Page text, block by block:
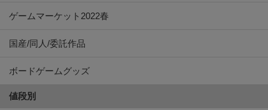
ゲームマーケット2022春
国産/同人/委託作品
ボードゲームグッズ
値段別